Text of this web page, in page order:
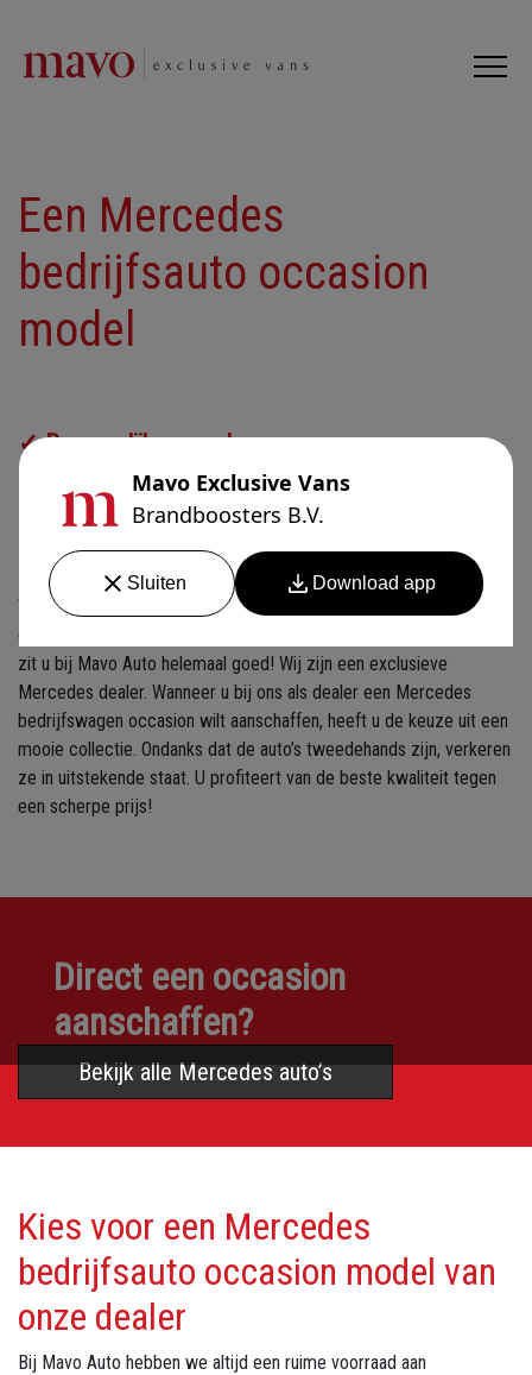
Een Mercedes
bedrijfsauto occasion
model
Wilt u een Mercedes bedrijfsauto of bedrijfswagen kopen bij een
gespecialiseerde dealer, maar zoekt u een occasion model? Dan
zit u bij Mavo Auto helemaal goed! Wij zijn een exclusieve
Mercedes dealer. Wanneer u bij ons als dealer een Mercedes
bedrijfswagen occasion wilt aanschaffen, heeft u de keuze uit een
mooie collectie. Ondanks dat de auto’s tweedehands zijn, verkeren
ze in uitstekende staat. U profiteert van de beste kwaliteit tegen
een scherpe prijs!
✓ Klein maar slagvaardig
✓ Goed doordachte ontwerpen
✓ Persoonlijke aanpak
Direct een occasion
aanschaffen?
Bekijk alle Mercedes auto’s
Kies voor een Mercedes
bedrijfsauto occasion model van
onze dealer
Bij Mavo Auto hebben we altijd een ruime voorraad aan